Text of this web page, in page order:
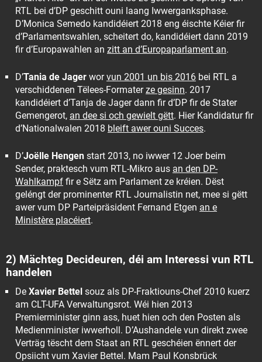
RTL bei d’DP geschitt ouni laang Iwwerganksphase.
D’Monica Semedo kandidéiert 2018 eng éischte Kéier fir
d’Parlamentswahlen, scheitert do, kandidéiert dann 2019
fir d’Europawahlen an zitt an d’Europaparlament an.
D’Tania de Jager worvun 2001 un bis 2016 bei RTL a
verschiddenen Tëlees-Formaterze gesinn. 2017
kandidéiert d’Tanja de Jager dann fir d’DP fir de Stater
Gemengerot, an dee si och gewielt gëtt. Hier Kandidatur fir
d’Nationalwalen 2018 bleift awer ouni Succes.
D’Joëlle Hengen start 2013, no iwwer 12 Joer beim
Sender, praktesch vum RTL-Mikro aus an den DP-
Wahlkampf fir e Sëtz am Parlament ze kréien. Dëst
geléngt der prominenter RTL Journalistin net, mee si gëtt
awer vum DP Parteipräsident Fernand Etgen an e
Ministère placéiert.
2) Mächteg Decideuren, déi am Interessi vun RTL
handelen
De Xavier Bettel souz als DP-Fraktiouns-Chef 2010 kuerz
am CLT-UFA Verwaltungsrot. Wéi hien 2013
Premierminister ginn ass, huet hien och den Posten als
Medienminister iwwerholl. D’Aushandele vun direkt zwee
Verträg tëscht dem Staat an RTL geschéien ënnert der
Opsiicht vum Xavier Bettel. Mam Paul Konsbrück